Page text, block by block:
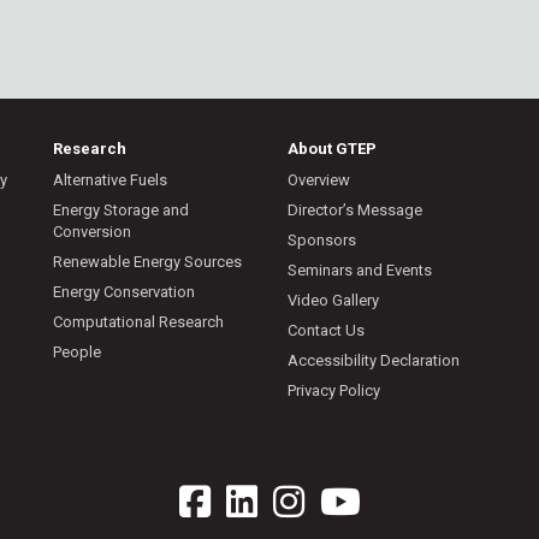
About GTEP
Overview
Director’s Message
Sponsors
Seminars and Events
Video Gallery
Contact Us
Accessibility Declaration
Privacy Policy
Research
Alternative Fuels
Energy Storage and
Conversion
Renewable Energy Sources
Energy Conservation
Computational Research
People